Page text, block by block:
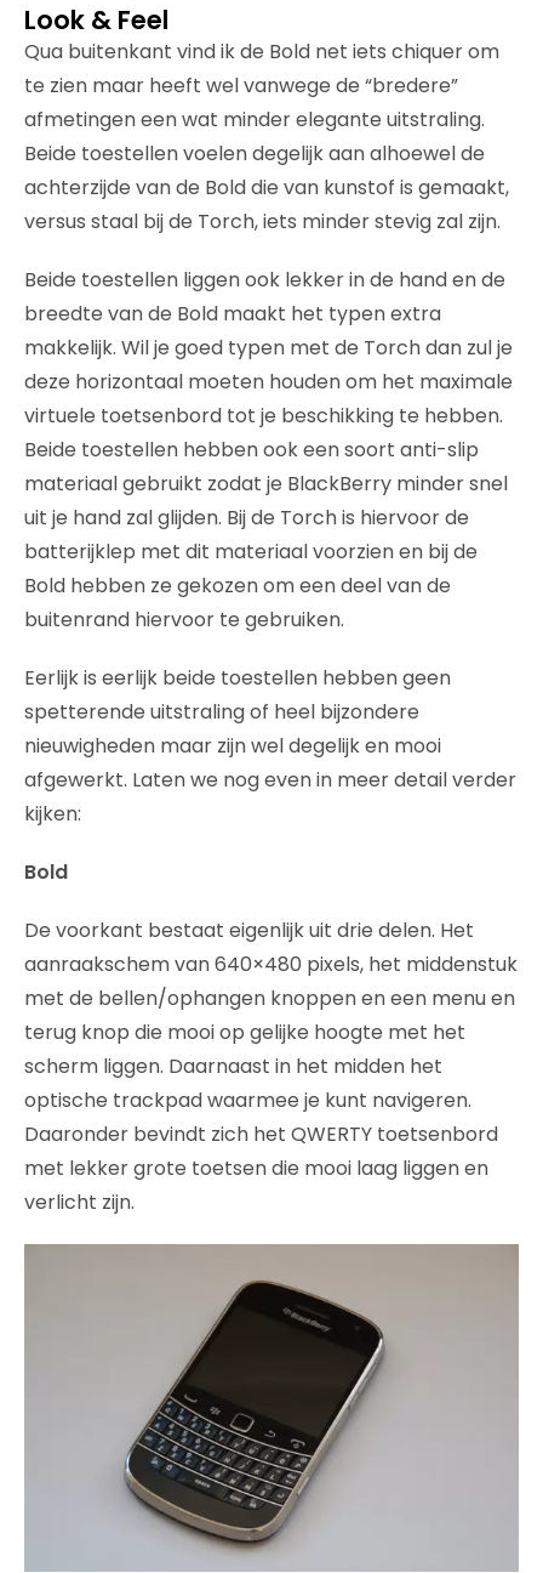
Look & Feel
Qua buitenkant vind ik de Bold net iets chiquer om
te zien maar heeft wel vanwege de “bredere”
afmetingen een wat minder elegante uitstraling.
Beide toestellen voelen degelijk aan alhoewel de
achterzijde van de Bold die van kunstof is gemaakt,
versus staal bij de Torch, iets minder stevig zal zijn.
Beide toestellen liggen ook lekker in de hand en de
breedte van de Bold maakt het typen extra
makkelijk. Wil je goed typen met de Torch dan zul je
deze horizontaal moeten houden om het maximale
virtuele toetsenbord tot je beschikking te hebben.
Beide toestellen hebben ook een soort anti-slip
materiaal gebruikt zodat je BlackBerry minder snel
uit je hand zal glijden. Bij de Torch is hiervoor de
batterijklep met dit materiaal voorzien en bij de
Bold hebben ze gekozen om een deel van de
buitenrand hiervoor te gebruiken.
Eerlijk is eerlijk beide toestellen hebben geen
spetterende uitstraling of heel bijzondere
nieuwigheden maar zijn wel degelijk en mooi
afgewerkt. Laten we nog even in meer detail verder
kijken:
Bold
De voorkant bestaat eigenlijk uit drie delen. Het
aanraakschem van 640×480 pixels, het middenstuk
met de bellen/ophangen knoppen en een menu en
terug knop die mooi op gelijke hoogte met het
scherm liggen. Daarnaast in het midden het
optische trackpad waarmee je kunt navigeren.
Daaronder bevindt zich het QWERTY toetsenbord
met lekker grote toetsen die mooi laag liggen en
verlicht zijn.